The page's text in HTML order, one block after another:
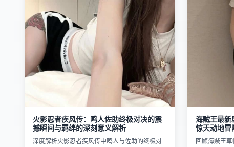
火影忍者疾风传：鸣人佐助终极对决的震
撼瞬间与羁绊的深刻意义解析
深度解析火影忍者疾风传中鸣人与佐助的终极对
海贼王最新
惊天动地冒
回顾海贼王